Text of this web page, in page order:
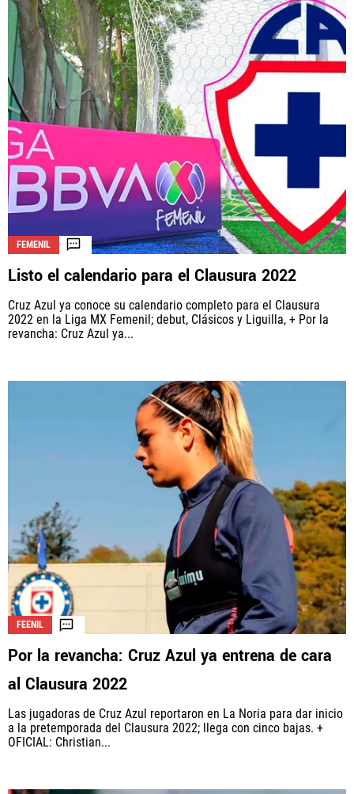
FEMENIL
Listo el calendario para el Clausura 2022
Cruz Azul ya conoce su calendario completo para el Clausura
2022 en la Liga MX Femenil; debut, Clásicos y Liguilla, + Por la
revancha: Cruz Azul ya...
FEENIL
Por la revancha: Cruz Azul ya entrena de cara
al Clausura 2022
Las jugadoras de Cruz Azul reportaron en La Noria para dar inicio
a la pretemporada del Clausura 2022; llega con cinco bajas. +
OFICIAL: Christian...